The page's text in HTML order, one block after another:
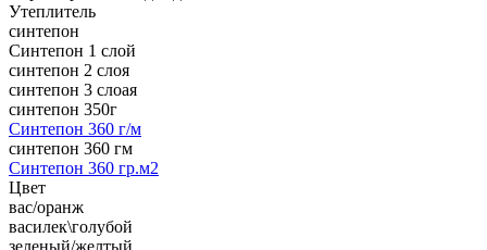
Утеплитель
синтепон
Синтепон 1 слой
синтепон 2 слоя
синтепон 3 слоая
синтепон 350г
Синтепон 360 г/м
синтепон 360 гм
Синтепон 360 гр.м2
Цвет
вас/оранж
василек\голубой
зеленый/желтый